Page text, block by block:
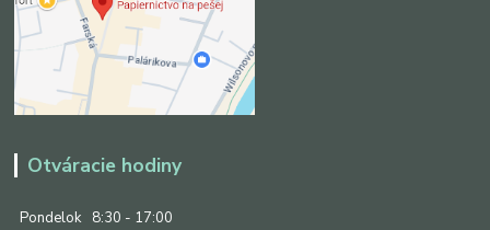
Otváracie hodiny
Pondelok
8:30 - 17:00